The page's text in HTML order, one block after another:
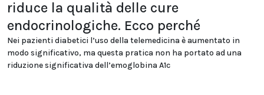
riduce la qualità delle cure
endocrinologiche. Ecco perché
Nei pazienti diabetici l’uso della telemedicina è aumentato in
modo significativo, ma questa pratica non ha portato ad una
riduzione significativa dell’emoglobina A1c